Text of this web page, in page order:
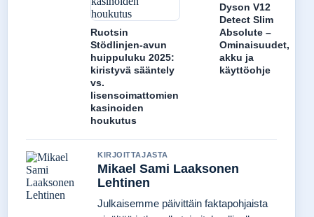
Ruotsin
Stödlinjen-avun
huippuluku 2025:
kiristyvä sääntely
vs.
lisensoimattomien
kasinoiden
houkutus
Dyson V12
Detect Slim
Absolute –
Ominaisuudet,
akku ja
käyttöohje
KIRJOITTAJASTA
Mikael Sami Laaksonen
Lehtinen
Julkaisemme päivittäin faktapohjaista